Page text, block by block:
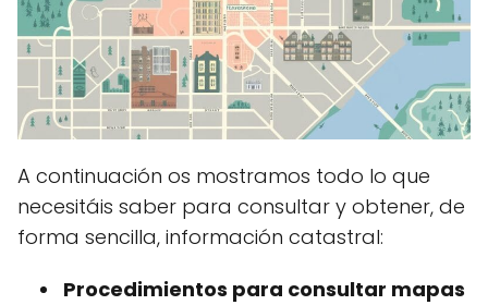
A continuación os mostramos todo lo que
necesitáis saber para consultar y obtener, de
forma sencilla, información catastral:
Procedimientos para consultar mapas